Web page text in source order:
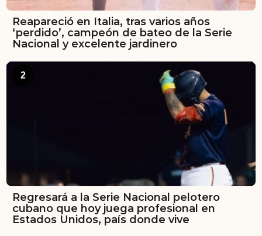
Reapareció en Italia, tras varios años
‘perdido’, campeón de bateo de la Serie
Nacional y excelente jardinero
2
Regresará a la Serie Nacional pelotero
cubano que hoy juega profesional en
Estados Unidos, país donde vive